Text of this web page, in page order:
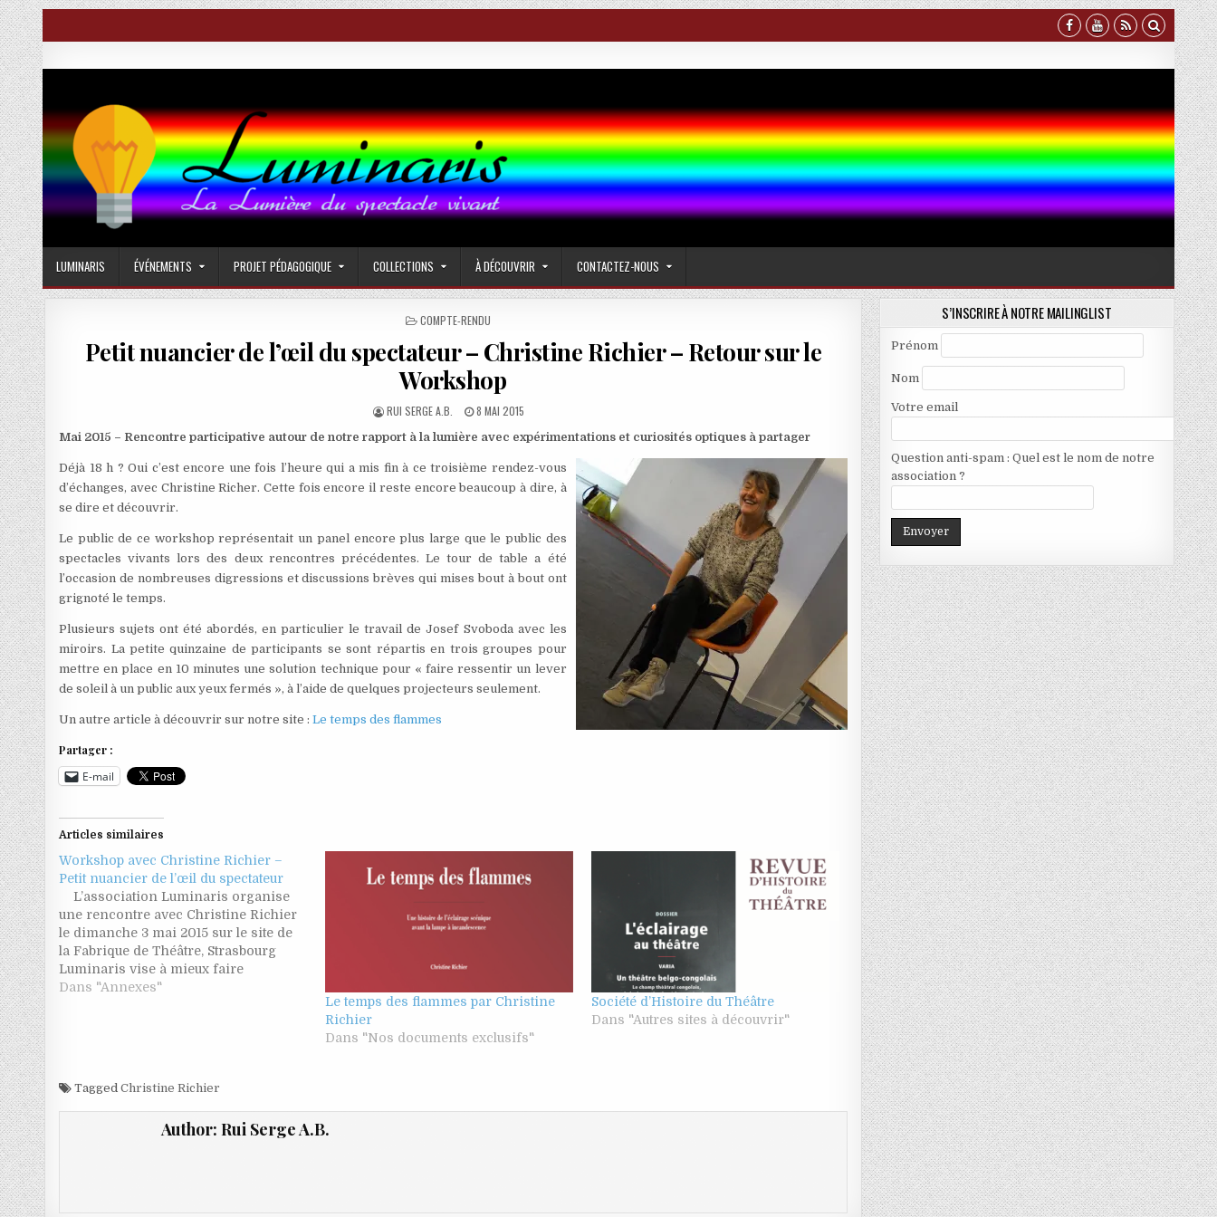
Skip
to
content
Luminaris
LUMINARIS ÉVÉNEMENTS PROJET PÉDAGOGIQUE COLLECTIONS À DÉCOUVRIR CONTACTEZ-NOUS
POSTED
COMPTE-RENDU
Petit nuancier de l’œil du spectateur – Christine Richier – Retour sur le
Workshop
AUTHOR:
RUI SERGE A.B.
PUBLISHED
8 MAI 2015
Mai 2015 – Rencontre participative autour de notre rapport à la lumière avec expérimentations et curiosités optiques à partager
Déjà 18 h ? Oui c’est encore une fois l’heure qui a mis fin à ce troisième rendez-vous
d’échanges, avec Christine Richer. Cette fois encore il reste encore beaucoup à dire, à
se dire et découvrir.
Le public de ce workshop représentait un panel encore plus large que le public des
spectacles vivants lors des deux rencontres précédentes. Le tour de table a été
l’occasion de nombreuses digressions et discussions brèves qui mises bout à bout ont
grignoté le temps.
Plusieurs sujets ont été abordés, en particulier le travail de Josef Svoboda avec les
miroirs. La petite quinzaine de participants se sont répartis en trois groupes pour
mettre en place en 10 minutes une solution technique pour « faire ressentir un lever
de soleil à un public aux yeux fermés », à l’aide de quelques projecteurs seulement.
Un autre article à découvrir sur notre site :Le temps des flammes
Partager :
E-mail
Articles similaires
Workshop avec Christine Richier –
Petit nuancier de l’œil du spectateur
L’association Luminaris organise
une rencontre avec Christine Richier
le dimanche 3 mai 2015 sur le site de
la Fabrique de Théâtre, Strasbourg
Luminaris vise à mieux faire
connaître la lumière et ses
Dans "Annexes"
Le temps des flammes par Christine
Richier
Dans "Nos documents exclusifs"
Société d’Histoire du Théâtre
Dans "Autres sites à découvrir"
TaggedChristine Richier
Author: Rui Serge A.B.
S’INSCRIRE À NOTRE MAILINGLIST
Prénom
Nom
Votre email
Question anti-spam : Quel est le nom de notre
association ?